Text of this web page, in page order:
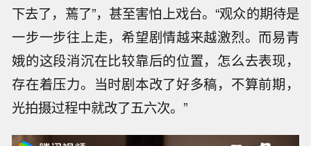
下去了，蔫了”，甚至害怕上戏台。“观众的期待是
一步一步往上走，希望剧情越来越激烈。而易青
娥的这段消沉在比较靠后的位置，怎么去表现，
存在着压力。当时剧本改了好多稿，不算前期，
光拍摄过程中就改了五六次。”